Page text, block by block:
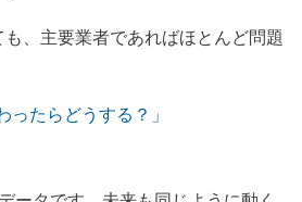
、主要業者であればほとんど問題
たらどうする？」